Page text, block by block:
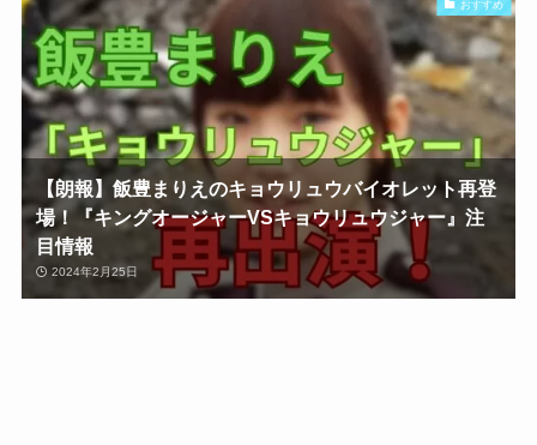
おすすめ
【朗報】飯豊まりえのキョウリュウバイオレット再登
場！『キングオージャーVSキョウリュウジャー』注
目情報
2024年2月25日